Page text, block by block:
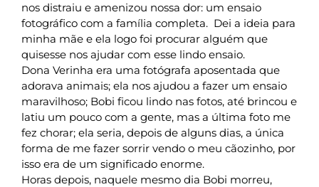
nos distraiu e amenizou nossa dor: um ensaio
fotográfico com a família completa. Dei a ideia para
minha mãe e ela logo foi procurar alguém que
quisesse nos ajudar com esse lindo ensaio.
Dona Verinha era uma fotógrafa aposentada que
adorava animais; ela nos ajudou a fazer um ensaio
maravilhoso; Bobi ficou lindo nas fotos, até brincou e
latiu um pouco com a gente, mas a última foto me
fez chorar; ela seria, depois de alguns dias, a única
forma de me fazer sorrir vendo o meu cãozinho, por
isso era de um significado enorme.
Horas depois, naquele mesmo dia Bobi morreu,